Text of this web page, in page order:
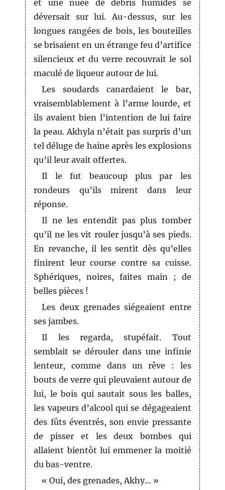
et une nuée de débris humides se
déversait sur lui. Au-dessus, sur les
longues rangées de bois, les bouteilles
se brisaient en un étrange feu d’artifice
silencieux et du verre recouvrait le sol
maculé de liqueur autour de lui.
Les soudards canardaient le bar,
vraisemblablement à l’arme lourde, et
ils avaient bien l’intention de lui faire
la peau. Akhyla n’était pas surpris d’un
tel déluge de haine après les explosions
qu’il leur avait offertes.
Il le fut beaucoup plus par les
rondeurs qu’ils mirent dans leur
réponse.
Il ne les entendit pas plus tomber
qu’il ne les vit rouler jusqu’à ses pieds.
En revanche, il les sentit dès qu’elles
finirent leur course contre sa cuisse.
Sphériques, noires, faites main ; de
belles pièces !
Les deux grenades siégeaient entre
ses jambes.
Il les regarda, stupéfait. Tout
semblait se dérouler dans une infinie
lenteur, comme dans un rêve : les
bouts de verre qui pleuvaient autour de
lui, le bois qui sautait sous les balles,
les vapeurs d’alcool qui se dégageaient
des fûts éventrés, son envie pressante
de pisser et les deux bombes qui
allaient bientôt lui emmener la moitié
du bas-ventre.
« Oui, des grenades, Akhy… »